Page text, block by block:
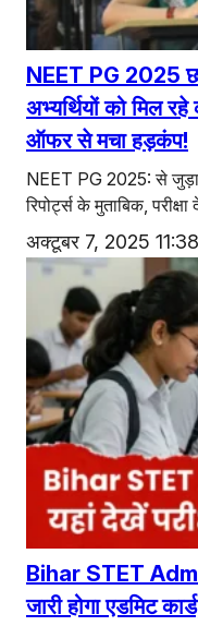
NEET PG 2025
अभ्यर्थियों को मिल
ऑफर से मचा हड़कंप!
NEET PG 2025: से जुड़ा
रिपोर्ट्स के मुताबिक,
अक्टूबर 7, 2025 11:38
Bihar STET
जारी होगा एडमिट